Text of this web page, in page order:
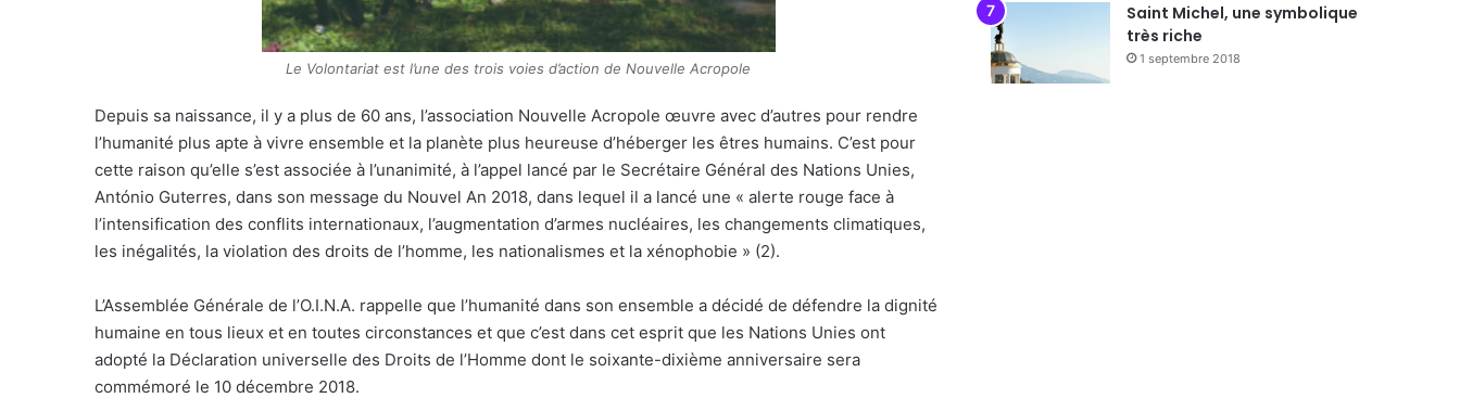
Le Volontariat est l’une des trois voies d’action de Nouvelle Acropole
Depuis sa naissance, il y a plus de 60 ans, l’association Nouvelle Acropole œuvre avec d’autres pour rendre
l’humanité plus apte à vivre ensemble et la planète plus heureuse d’héberger les êtres humains. C’est pour
cette raison qu’elle s’est associée à l’unanimité, à l’appel lancé par le Secrétaire Général des Nations Unies,
António Guterres, dans son message du Nouvel An 2018, dans lequel il a lancé une « alerte rouge face à
l’intensification des conflits internationaux, l’augmentation d’armes nucléaires, les changements climatiques,
les inégalités, la violation des droits de l’homme, les nationalismes et la xénophobie » (2).
L’Assemblée Générale de l’O.I.N.A. rappelle que l’humanité dans son ensemble a décidé de défendre la dignité
humaine en tous lieux et en toutes circonstances et que c’est dans cet esprit que les Nations Unies ont
adopté la Déclaration universelle des Droits de l’Homme dont le soixante-dixième anniversaire sera
commémoré le 10 décembre 2018.
Saint Michel, une symbolique
très riche
1 septembre 2018